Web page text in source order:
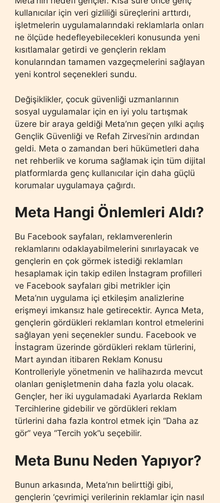
kullanıcılar için veri gizliliği süreçlerini arttırdı,
işletmelerin uygulamalarındaki reklamlarla onları
ne ölçüde hedefleyebilecekleri konusunda yeni
kısıtlamalar getirdi ve gençlerin reklam
konularından tamamen vazgeçmelerini sağlayan
yeni kontrol seçenekleri sundu.
Değişiklikler, çocuk güvenliği uzmanlarının
sosyal uygulamalar için en iyi yolu tartışmak
üzere bir araya geldiği Meta’nın geçen yılki açılış
Gençlik Güvenliği ve Refah Zirvesi’nin ardından
geldi. Meta o zamandan beri hükümetleri daha
net rehberlik ve koruma sağlamak için tüm dijital
platformlarda genç kullanıcılar için daha güçlü
korumalar uygulamaya çağırdı.
Meta Hangi Önlemleri Aldı?
Bu Facebook sayfaları, reklamverenlerin
reklamlarını odaklayabilmelerini sınırlayacak ve
gençlerin en çok görmek istediği reklamları
hesaplamak için takip edilen İnstagram profilleri
ve Facebook sayfaları gibi metrikler için
Meta’nın uygulama içi etkileşim analizlerine
erişmeyi imkansız hale getirecektir. Ayrıca Meta,
gençlerin gördükleri reklamları kontrol etmelerini
sağlayan yeni seçenekler sundu. Facebook ve
İnstagram üzerinde gördükleri reklam türlerini,
Mart ayından itibaren Reklam Konusu
Kontrolleriyle yönetmenin ve halihazırda mevcut
olanları genişletmenin daha fazla yolu olacak.
Gençler, her iki uygulamadaki Ayarlarda Reklam
Tercihlerine gidebilir ve gördükleri reklam
türlerini daha fazla kontrol etmek için “Daha az
gör” veya “Tercih yok”u seçebilir.
Meta Bunu Neden Yapıyor?
Bunun arkasında, Meta’nın belirttiği gibi,
gençlerin ‘çevrimiçi verilerinin reklamlar için nasıl